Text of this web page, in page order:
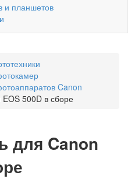
и планшетов
Canon
500D в сборе
для Canon